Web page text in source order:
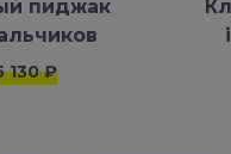
пиджак
130 ₽